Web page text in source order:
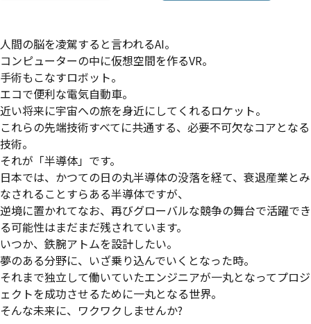
人間の脳を凌駕すると言われるAI。
コンピューターの中に仮想空間を作るVR。
手術もこなすロボット。
エコで便利な電気自動車。
近い将来に宇宙への旅を身近にしてくれるロケット。
これらの先端技術すべてに共通する、必要不可欠なコアとなる
技術。
それが「半導体」です。
日本では、かつての日の丸半導体の没落を経て、衰退産業とみ
なされることすらある半導体ですが、
逆境に置かれてなお、再びグローバルな競争の舞台で活躍でき
る可能性はまだまだ残されています。
いつか、鉄腕アトムを設計したい。
夢のある分野に、いざ乗り込んでいくとなった時。
それまで独立して働いていたエンジニアが一丸となってプロジ
ェクトを成功させるために一丸となる世界。
そんな未来に、ワクワクしませんか?